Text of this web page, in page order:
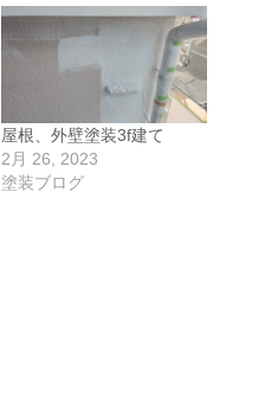
屋根、外壁塗装3f建て
2月 26, 2023
塗装ブログ